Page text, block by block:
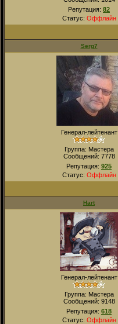
Репутация: 82
Статус: Оффлайн
Serg7
Генерал-лейтенант
Группа: Мастера
Сообщений: 7778
Репутация: 925
Статус: Оффлайн
Hart
Генерал-лейтенант
Группа: Мастера
Сообщений: 9148
Репутация: 618
Статус: Оффлайн